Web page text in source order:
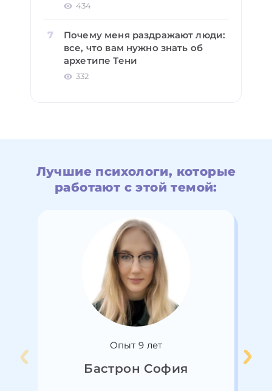
434
Почему меня раздражают люди:
все, что вам нужно знать об
архетипе Тени
332
Лучшие психологи, которые
работают с этой темой:
Опыт 9 лет
Бастрон София